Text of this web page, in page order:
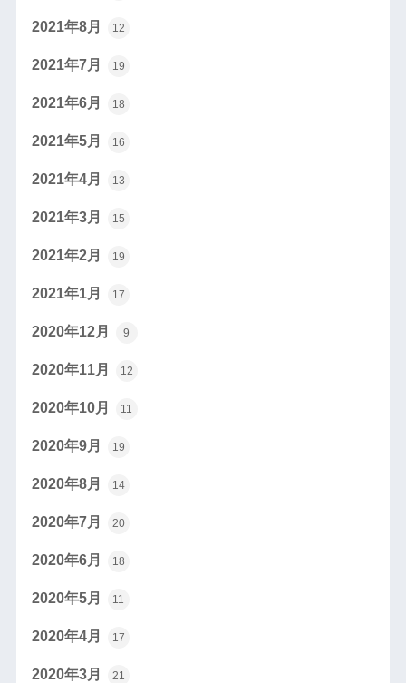
2021年8月 12
2021年7月 19
2021年6月 18
2021年5月 16
2021年4月 13
2021年3月 15
2021年2月 19
2021年1月 17
2020年12月 9
2020年11月 12
2020年10月 11
2020年9月 19
2020年8月 14
2020年7月 20
2020年6月 18
2020年5月 11
2020年4月 17
2020年3月 21